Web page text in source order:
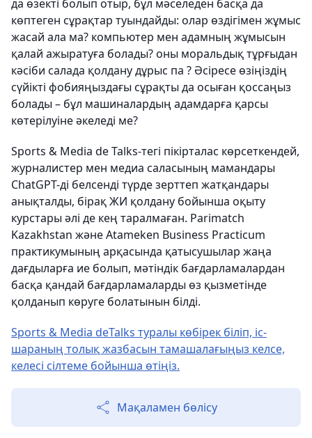
да өзекті болып отыр, бұл мәселеден басқа да
көптеген сұрақтар туындайды: олар өздігімен жұмыс
жасай ала ма? компьютер мен адамның жұмысын
қалай ажыратуға болады? оны моральдық тұрғыдан
кәсіби салада қолдану дұрыс па ? Әсіресе өзіңіздің
сүйікті фобияңыздағы сұрақты да осыған қоссаңыз
болады – бұл машиналардың адамдарға қарсы
көтерілуіне әкеледі ме?
Sports & Media de Talks-тегі пікірталас көрсеткендей,
журналистер мен медиа саласының мамандары
ChatGPT-ді белсенді түрде зерттеп жатқандары
анықталды, бірақ ЖИ қолдану бойынша оқыту
курстары әлі де кең таралмаған. Parimatch
Kazakhstan және Atameken Business Practicum
практикумының арқасында қатысушылар жаңа
дағдыларға ие болып, мәтіндік бағдарламалардан
басқа қандай бағдарламаларды өз қызметінде
қолданып көруге болатынын білді.
Sports & Media deTalks туралы көбірек біліп, іс-
шараның толық жазбасын тамашалағыңыз келсе,
келесі сілтеме бойынша өтіңіз.
Мақаламен бөлісу